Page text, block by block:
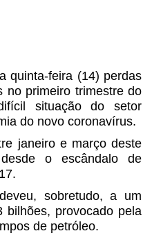
quinta-feira (14) perdas
no primeiro trimestre do
situação do setor
do novo coronavírus.
janeiro e março deste
o escândalo de
sobretudo, a um
bilhões, provocado pela
de petróleo.